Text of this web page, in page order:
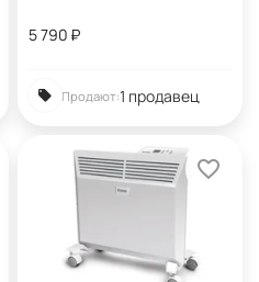
5 790 ₽
Продают:1 продавец